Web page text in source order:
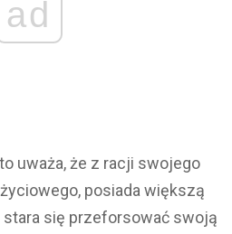
ad
uważa, że z racji swojego
posiada większą
się przeforsować swoją